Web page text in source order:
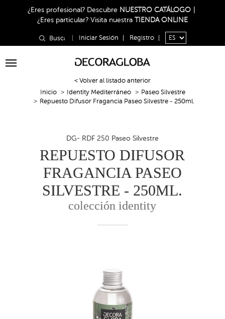
¿Eres profesional? Descubre NUESTRO CATÁLOGO
¿Eres particular? Visita nuestra TIENDA ONLINE
Iniciar Sesión Registro
Toggle
< Volver al listado anterior
Inicio
Identity Mediterráneo
Paseo Silvestre
Repuesto Difusor Fragancia Paseo Silvestre - 250ml.
DG- RDF 250 Paseo Silvestre
REPUESTO DIFUSOR
FRAGANCIA PASEO
SILVESTRE - 250ML.
colección identity